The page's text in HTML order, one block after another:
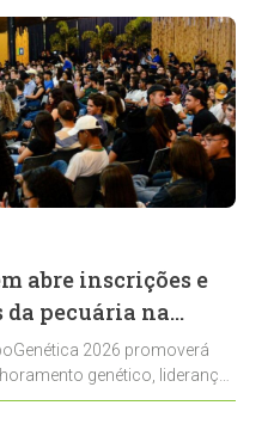
abre inscrições e
pecuária na
2026 promoverá
genético, liderança
à pecuária